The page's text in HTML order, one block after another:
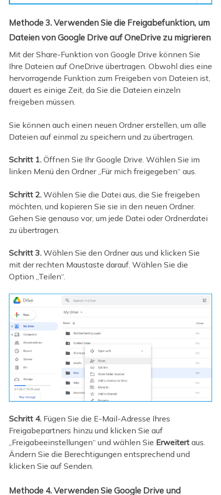
Methode 3. Verwenden Sie die Freigabefunktion, um
Dateien von Google Drive auf OneDrive zu migrieren
Mit der Share-Funktion von Google Drive können Sie
Ihre Dateien auf OneDrive übertragen. Obwohl dies eine
hervorragende Funktion zum Freigeben von Dateien ist,
dauert es einige Zeit, da Sie die Dateien einzeln
freigeben müssen.
Sie können auch einen neuen Ordner erstellen, um alle
Dateien auf einmal zu speichern und zu übertragen.
Schritt 1.Öffnen Sie Ihr Google Drive. Wählen Sie im
linken Menü den Ordner „Für mich freigegeben“ aus.
Schritt 2.Wählen Sie die Datei aus, die Sie freigeben
möchten, und kopieren Sie sie in den neuen Ordner.
Gehen Sie genauso vor, um jede Datei oder Ordnerdatei
zu übertragen.
Schritt 3.Wählen Sie den Ordner aus und klicken Sie
mit der rechten Maustaste darauf. Wählen Sie die
Option „Teilen“.
Schritt 4.Fügen Sie die E-Mail-Adresse Ihres
Freigabepartners hinzu und klicken Sie auf
„Freigabeeinstellungen“ und wählen Sie Erweitertaus.
Ändern Sie die Berechtigungen entsprechend und
klicken Sie auf Senden.
Methode 4. Verwenden Sie Google Drive und